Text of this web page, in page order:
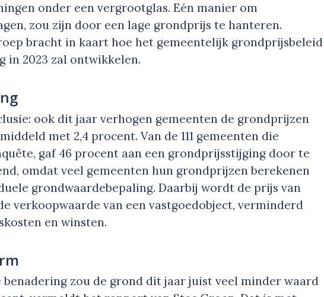
onder een vergrootglas. Eén manier om
zou zijn door een lage grondprijs te hanteren.
bracht in kaart hoe het gemeentelijk grondprijsbeleid
in 2023 zal ontwikkelen.
ook dit jaar verhogen gemeenten de grondprijzen
met 2,4 procent. Van de 111 gemeenten die
gaf 46 procent aan een grondprijsstijging door te
omdat veel gemeenten hun grondprijzen berekenen
grondwaardebepaling. Daarbij wordt de prijs van
verkoopwaarde van een vastgoedobject, verminderd
en winsten.
benadering zou de grond dit jaar juist veel minder waard